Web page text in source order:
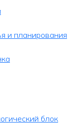
и планирования
блок